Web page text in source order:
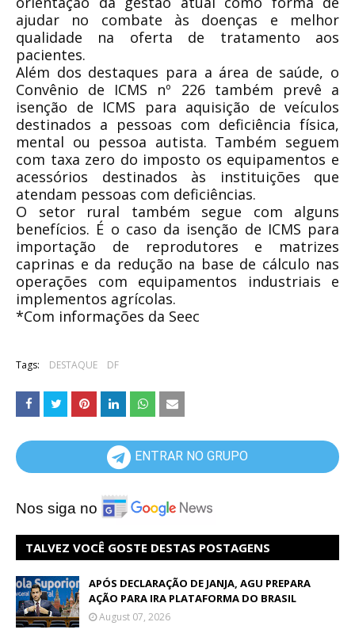
ajudar no combate às doenças e melhor
qualidade na oferta de tratamento aos
pacientes.
Além dos destaques para a área de saúde, o
Convênio de ICMS nº 226 também prevê a
isenção de ICMS para aquisição de veículos
destinados a pessoas com deficiência física,
mental ou pessoa autista. Também seguem
com taxa zero do imposto os equipamentos e
acessórios destinados às instituições que
atendam pessoas com deficiências.
O setor rural também segue com alguns
benefícios. É o caso da isenção de ICMS para
importação de reprodutores e matrizes
caprinas e da redução na base de cálculo nas
operações com equipamentos industriais e
implementos agrícolas.
*Com informações da Seec
Tags: DESTAQUE DF
ENTRAR NO GRUPO
Nos siga no
TALVEZ VOCÊ GOSTE DESTAS POSTAGENS
APÓS DECLARAÇÃO DE JANJA, AGU PREPARA
AÇÃO PARA IRA PLATAFORMA DO BRASIL
August 07, 2026